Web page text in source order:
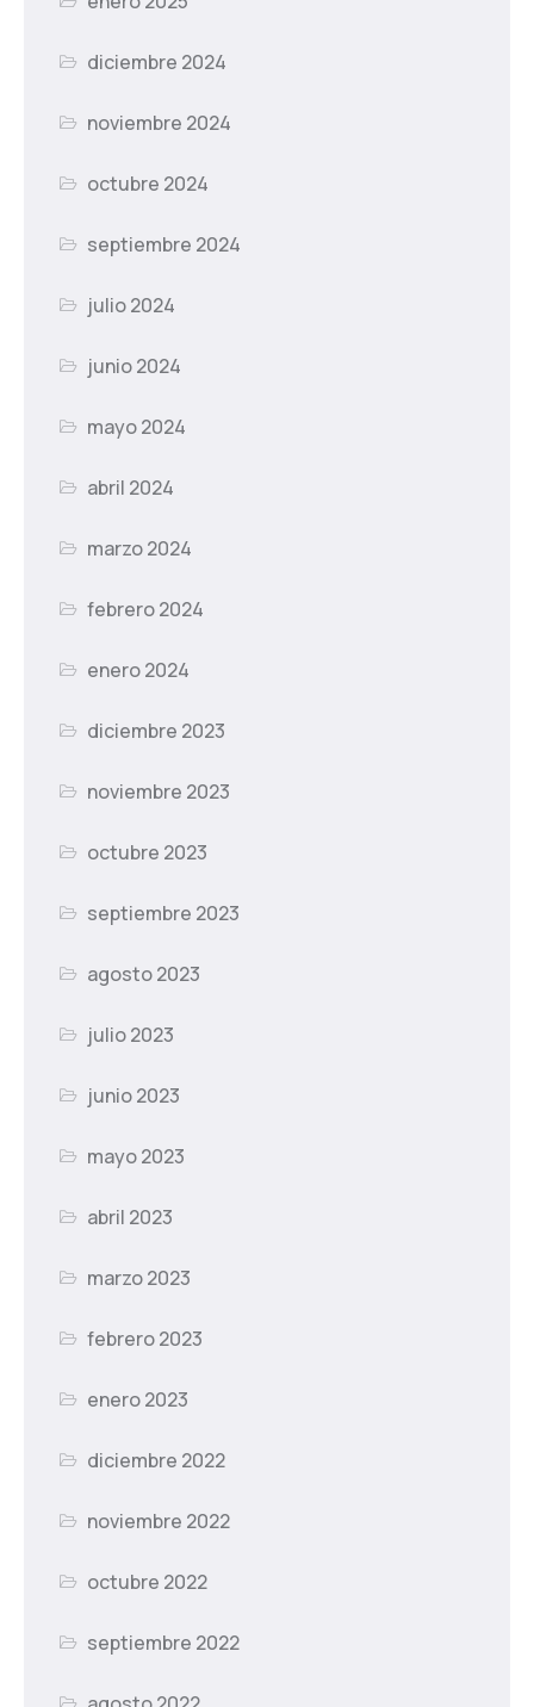
diciembre 2024
noviembre 2024
octubre 2024
septiembre 2024
julio 2024
junio 2024
mayo 2024
abril 2024
marzo 2024
febrero 2024
enero 2024
diciembre 2023
noviembre 2023
octubre 2023
septiembre 2023
agosto 2023
julio 2023
junio 2023
mayo 2023
abril 2023
marzo 2023
febrero 2023
enero 2023
diciembre 2022
noviembre 2022
octubre 2022
septiembre 2022